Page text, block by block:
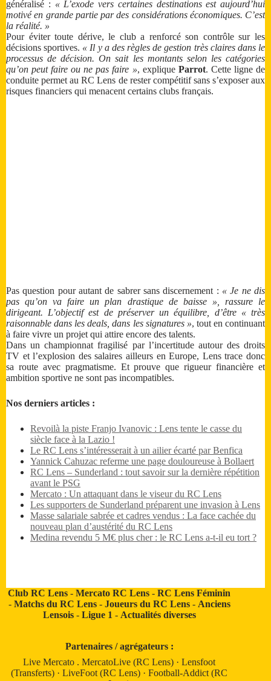
généralisé : « L’exode vers certaines destinations est aujourd’hui
motivé en grande partie par des considérations économiques. C’est
la réalité. »
Pour éviter toute dérive, le club a renforcé son contrôle sur les
décisions sportives. « Il y a des règles de gestion très claires dans le
processus de décision. On sait les montants selon les catégories
qu’on peut faire ou ne pas faire », explique Parrot. Cette ligne de
conduite permet au RC Lens de rester compétitif sans s’exposer aux
risques financiers qui menacent certains clubs français.
Pas question pour autant de sabrer sans discernement : « Je ne dis
pas qu’on va faire un plan drastique de baisse », rassure le
dirigeant. L’objectif est de préserver un équilibre, d’être « très
raisonnable dans les deals, dans les signatures », tout en continuant
à faire vivre un projet qui attire encore des talents.
Dans un championnat fragilisé par l’incertitude autour des droits
TV et l’explosion des salaires ailleurs en Europe, Lens trace donc
sa route avec pragmatisme. Et prouve que rigueur financière et
ambition sportive ne sont pas incompatibles.
Nos derniers articles :
Revoilà la piste Franjo Ivanovic : Lens tente le casse du
siècle face à la Lazio !
Le RC Lens s’intéresserait à un ailier écarté par Benfica
Yannick Cahuzac referme une page douloureuse à Bollaert
RC Lens – Sunderland : tout savoir sur la dernière répétition
avant le PSG
Mercato : Un attaquant dans le viseur du RC Lens
Les supporters de Sunderland préparent une invasion à Lens
Masse salariale sabrée et cadres vendus : La face cachée du
nouveau plan d’austérité du RC Lens
Medina revendu 5 M€ plus cher : le RC Lens a-t-il eu tort ?
Club RC Lens -Mercato RC Lens -RC Lens Féminin
- Matchs du RC Lens- Joueurs du RC Lens- Anciens
Lensois- Ligue 1 - Actualités diverses
Partenaires / agrégateurs :
Live Mercato .MercatoLive (RC Lens) ·Lensfoot
(Transferts) ·LiveFoot (RC Lens) ·Football-Addict (RC